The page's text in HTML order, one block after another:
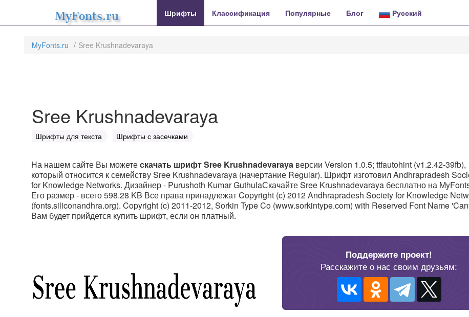
MyFonts.ru Шрифты Классификация Популярные Блог Русский
MyFonts.ru Sree Krushnadevaraya
Sree Krushnadevaraya
Шрифты для текста Шрифты с засечками
На нашем сайте Вы можетескачать шрифт Sree Krushnadevaraya версии Version 1.0.5; ttfautohint (v1.2.42-39fb),
который относится к семейству Sree Krushnadevaraya (начертание Regular). Шрифт изготовил Andhrapradesh
for Knowledge Networks. Дизайнер - Purushoth Kumar GuthulaСкачайте Sree Krushnadevaraya бесплатно на
Его размер - всего 598.28 KB Все права принадлежат Copyright (c) 2012 Andhrapradesh Society for Knowledge
(fonts.siliconandhra.org). Copyright (c) 2011-2012, Sorkin Type Co (www.sorkintype.com) with Reserved Font Name
Вам будет прийдется купить шрифт, если он платный.
Поддержите проект!
Расскажите о нас своим друзьям: